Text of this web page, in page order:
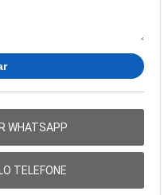
WHATSAPP
TELEFONE